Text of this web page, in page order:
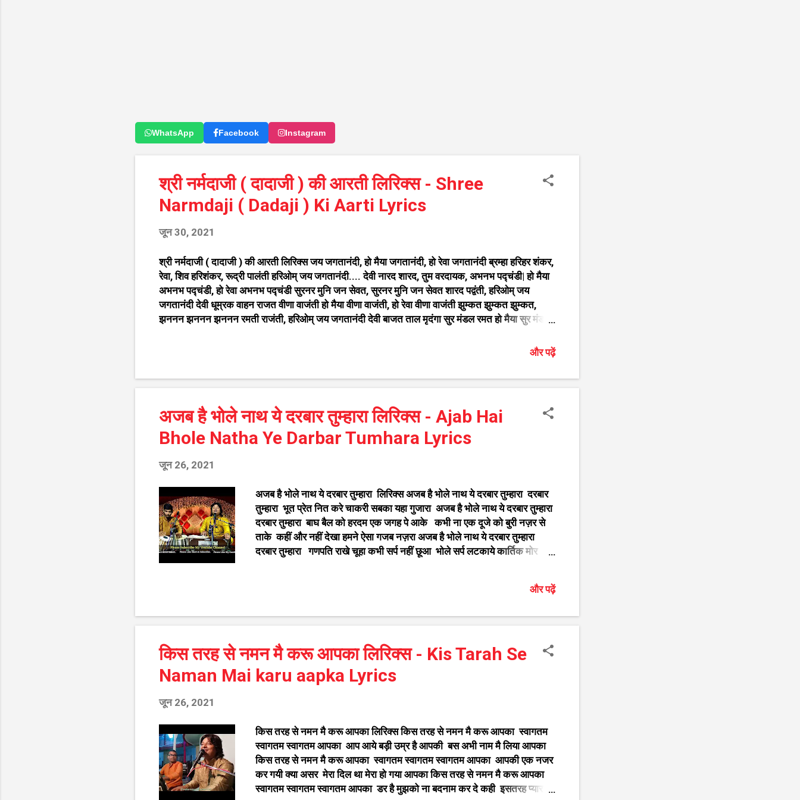
WhatsApp Facebook Instagram
श्री नर्मदाजी ( दादाजी ) की आरती लिरिक्स - Shree
Narmdaji ( Dadaji ) Ki Aarti Lyrics
जून 30, 2021
श्री नर्मदाजी ( दादाजी ) की आरती लिरिक्स जय जगतानंदी, हो मैया जगतानंदी, हो रेवा जगतानंदी ब्रम्हा हरिहर शंकर,
रेवा, शिव हरिशंकर, रूद्री पालंती हरिओम् जय जगतानंदी.... देवी नारद शारद, तुम वरदायक, अभनभ पद्चंडी| हो मैया
अभनभ पद्चंडी, हो रेवा अभनभ पद्चंडी सुरनर मुनि जन सेवत, सुरनर मुनि जन सेवत शारद पद्वंती, हरिओम् जय
जगतानंदी देवी धूम्रक वाहन राजत वीणा वाजंती हो मैया वीणा वाजंती, हो रेवा वीणा वाजंती झुम्कत झुम्कत झुम्कत,
झननन झननन झननन रमती राजंती, हरिओम् जय जगतानंदी देवी बाजत ताल मृदंगा सुर मंडल रमत हो मैया सुर मंडल
पर आप विराजत निसदिन आनंदी हो मैया सब युग आनंदी, हो रेवा युग युग आनंदी गावत गंगा शंकर, सेवत रेवा शंकर तुम
भजत शिवानंद स्वामी, अहरी जपत हरिहर स्वामी मन इच्छा फल पावे हरिओम् जय जगतानंदी जय जगतानंदी, हो मैया
जगतानंदी, हो रेवा जगतानंदी ब्रम्हा हरिहर शंकर, रेवा, शिव ...
और पढ़ें
अजब है भोले नाथ ये दरबार तुम्हारा लिरिक्स - Ajab Hai
Bhole Natha Ye Darbar Tumhara Lyrics
जून 26, 2021
अजब है भोले नाथ ये दरबार तुम्हारा लिरिक्स अजब है भोले नाथ ये दरबार तुम्हारा दरबार
तुम्हारा भूत प्रेत नित करे चाकरी सबका यहा गुजारा अजब है भोले नाथ ये दरबार तुम्हारा
दरबार तुम्हारा बाघ बैल को हरदम एक जगह पे आके कभी ना एक दूजे को बुरी नज़र से
ताके कहीं और नहीं देखा हमने ऐसा गजब नज़रा अजब है भोले नाथ ये दरबार तुम्हारा
दरबार तुम्हारा गणपति राखे चूहा कभी सर्प नहीं छूआ भोले सर्प लटकाये कार्तिक मोर
Natha Ye Darbar Tumhara Lyrics Shiv Bhajan by Dhiraj kant ऐसे ही
कृष्ण के भजन कृष्णाच्या गवळणी मराठी शिव जी के भजन गुरुदेव के भजन माता रानी के
फ़िल्मी तर्ज पर भजन हनुमान जी के भजन बध...
और पढ़ें
किस तरह से नमन मै करू आपका लिरिक्स - Kis Tarah Se
Naman Mai karu aapka Lyrics
जून 26, 2021
किस तरह से नमन मै करू आपका लिरिक्स किस तरह से नमन मै करू आपका स्वागतम
स्वागतम स्वागतम आपका आप आये बड़ी उम्र है आपकी बस अभी नाम मै लिया आपका
किस तरह से नमन मै करू आपका स्वागतम स्वागतम स्वागतम आपका आपकी एक नजर
कर गयी क्या असर मेरा दिल था मेरा हो गया आपका किस तरह से नमन मै करू आपका
स्वागतम स्वागतम स्वागतम आपका डर है मुझको ना बदनाम कर दे कही इसतरह प्यार से